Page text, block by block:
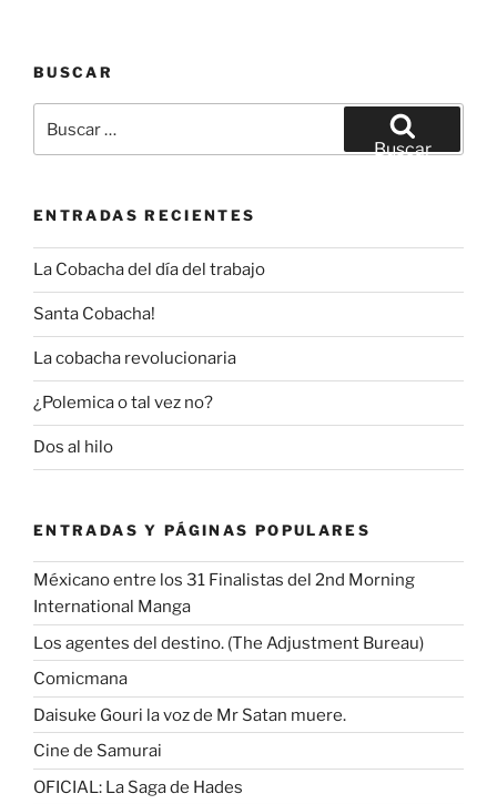
BUSCAR
por:
Buscar
ENTRADAS RECIENTES
La Cobacha del día del trabajo
Santa Cobacha!
La cobacha revolucionaria
¿Polemica o tal vez no?
Dos al hilo
ENTRADAS Y PÁGINAS POPULARES
Méxicano entre los 31 Finalistas del 2nd Morning
International Manga
Los agentes del destino. (The Adjustment Bureau)
Comicmana
Daisuke Gouri la voz de Mr Satan muere.
Cine de Samurai
OFICIAL: La Saga de Hades